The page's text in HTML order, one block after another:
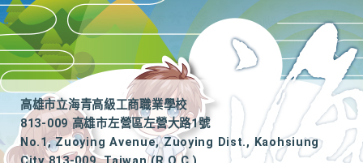
高雄市立海青高級工商職業學校
813-009 高雄市左營區左營大路1號
No.1, Zuoying Avenue, Zuoying Dist., Kaohsiung